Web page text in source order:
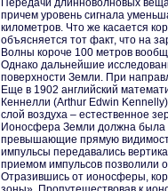
Передачи длинноволновых
причем уровень сигнала
километров. Что же касается
объясняется тот факт, что на
Волны короче 100 метров
Однако дальнейшие
поверхности Земли. При
Еще в 1902 английский
Кеннелли (Arthur Edwin
слой воздуха – естественное
Ионосфера Земли должна была
превышающие прямую
импульсы передавались
приемом импульсов позволили
Отразившись от ионосферы,